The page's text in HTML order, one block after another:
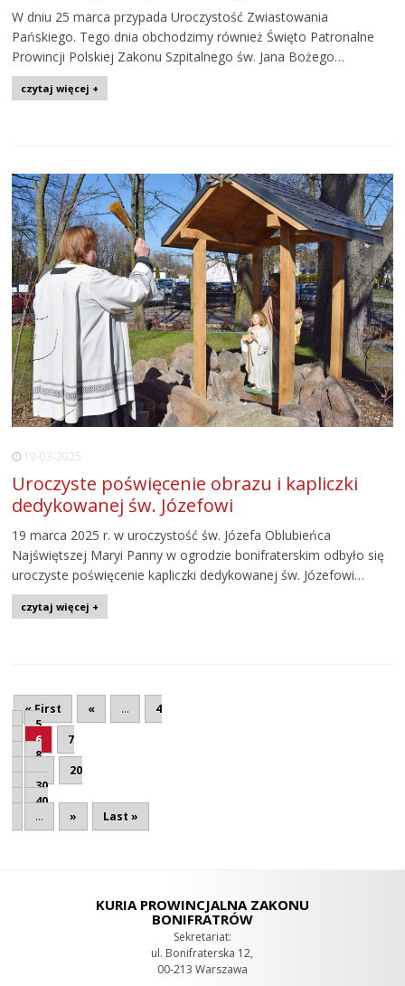
W dniu 25 marca przypada Uroczystość Zwiastowania
Pańskiego. Tego dnia obchodzimy również Święto Patronalne
Prowincji Polskiej Zakonu Szpitalnego św. Jana Bożego…
czytaj więcej +
19-03-2025
Uroczyste poświęcenie obrazu i kapliczki
dedykowanej św. Józefowi
19 marca 2025 r. w uroczystość św. Józefa Oblubieńca
Najświętszej Maryi Panny w ogrodzie bonifraterskim odbyło się
uroczyste poświęcenie kapliczki dedykowanej św. Józefowi…
czytaj więcej +
« First « ...
4
5
6
7
8
...
20
30
40
...
» Last »
KURIA PROWINCJALNA ZAKONU
BONIFRATRÓW
Sekretariat:
ul. Bonifraterska 12,
00-213 Warszawa